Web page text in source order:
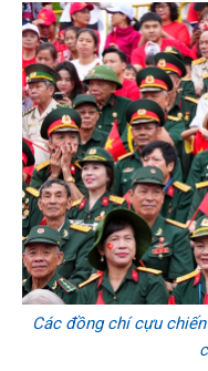
Các đồng chí cựu